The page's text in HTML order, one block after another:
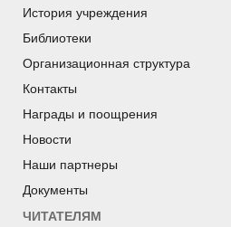
История учреждения
Библиотеки
Организационная структура
Контакты
Награды и поощрения
Новости
Наши партнеры
Документы
ЧИТАТЕЛЯМ